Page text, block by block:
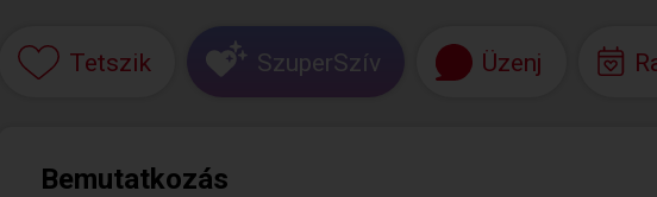
Tetszik SzuperSzív Üzenj
Bemutatkozás